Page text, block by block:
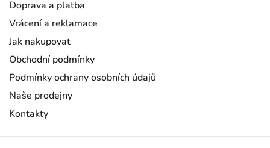
Doprava a platba
Vrácení a reklamace
Jak nakupovat
Obchodní podmínky
Podmínky ochrany osobních údajů
Naše prodejny
Kontakty